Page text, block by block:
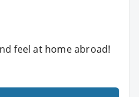
feel at home abroad!